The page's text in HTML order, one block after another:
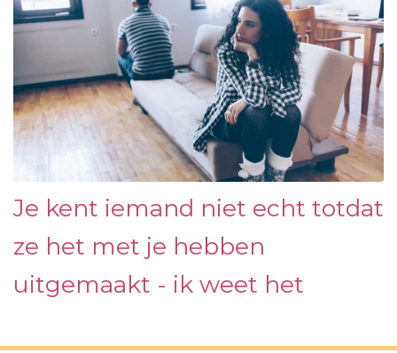
Je kent iemand niet echt totdat
ze het met je hebben
uitgemaakt - ik weet het